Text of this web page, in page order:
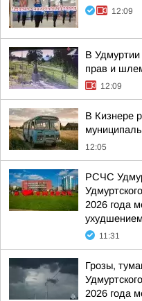
12:09
В Удмуртии
прав и
12:09
В Кизнере
12:05
РСЧС
2026 года
11:31
Грозы,
2026 года